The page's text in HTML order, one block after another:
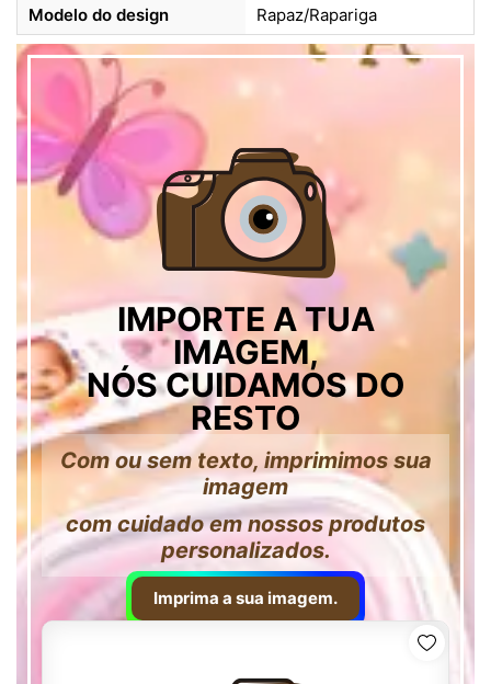
Modelo do design Rapaz/Rapariga
IMPORTE A TUA
IMAGEM,
NÓS CUIDAMOS DO
RESTO
Com ou sem texto, imprimimos sua
imagem
com cuidado em nossos produtos
personalizados.
Imprima a sua imagem.